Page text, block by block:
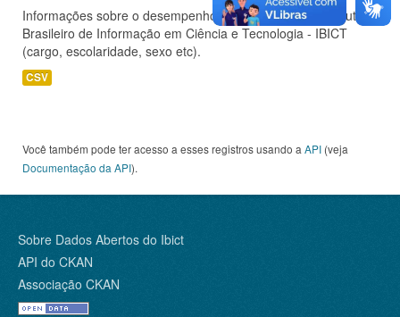
Informações sobre o desempenho de servidores do Instituto
Brasileiro de Informação em Ciência e Tecnologia - IBICT
(cargo, escolaridade, sexo etc).
CSV
Você também pode ter acesso a esses registros usando a API (veja
Documentação da API).
Sobre Dados Abertos do Ibict
API do CKAN
Associação CKAN